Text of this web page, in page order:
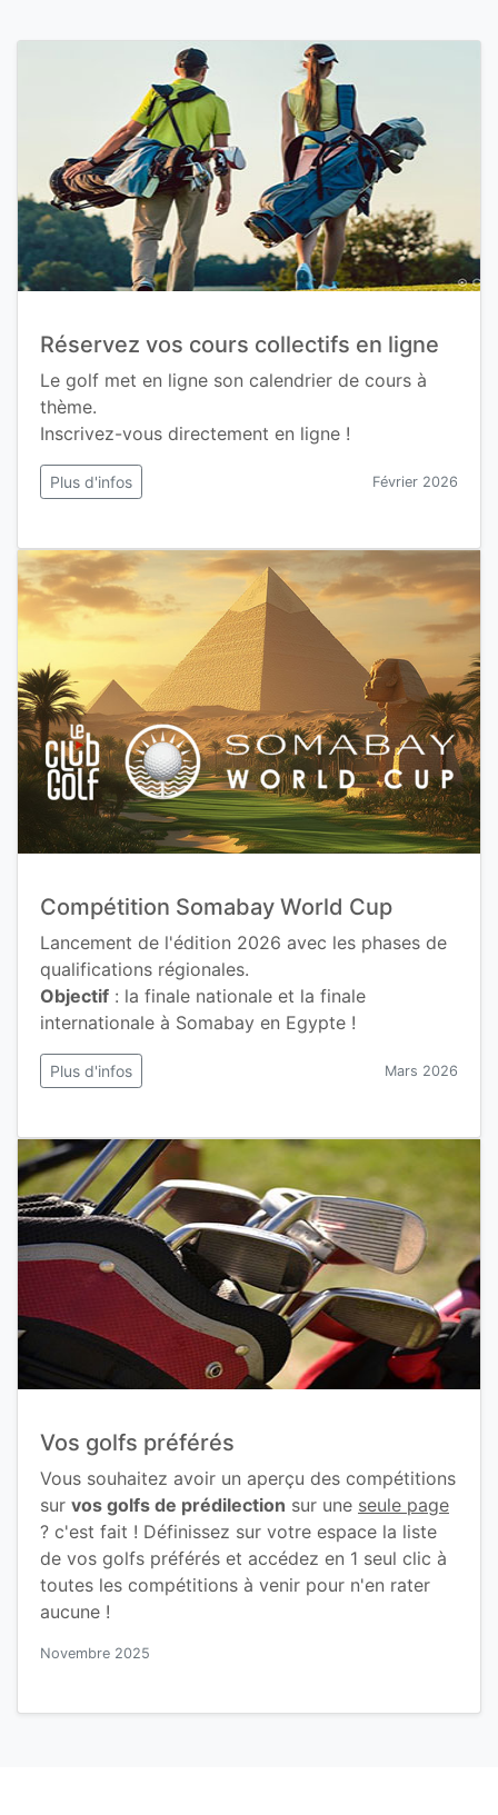
Réservez vos cours collectifs en ligne
Le golf met en ligne son calendrier de cours à
thème.
Inscrivez-vous directement en ligne !
Plus d'infos Février 2026
Compétition Somabay World Cup
Lancement de l'édition 2026 avec les phases de
qualifications régionales.
Objectif : la finale nationale et la finale
internationale à Somabay en Egypte !
Plus d'infos Mars 2026
Vos golfs préférés
Vous souhaitez avoir un aperçu des compétitions
sur vos golfs de prédilection sur une seule page
? c'est fait ! Définissez sur votre espace la liste
de vos golfs préférés et accédez en 1 seul clic à
toutes les compétitions à venir pour n'en rater
aucune !
Novembre 2025